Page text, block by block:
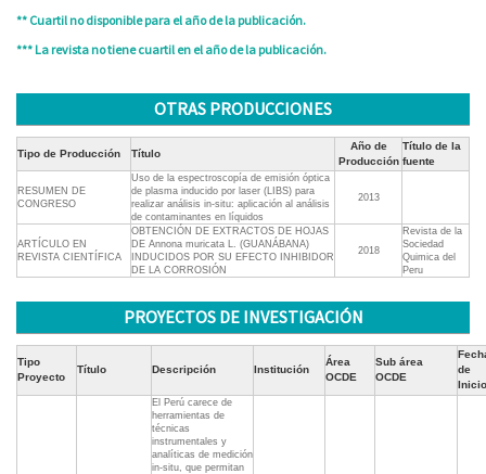
** Cuartil no disponible para el año de la publicación.
*** La revista no tiene cuartil en el año de la publicación.
OTRAS PRODUCCIONES
Tipo de Producción Título
Año de
Producción
Título de la
fuente
RESUMEN DE
CONGRESO
Uso de la espectroscopía de emisión óptica
de plasma inducido por laser (LIBS) para
realizar análisis in-situ: aplicación al análisis
de contaminantes en líquidos
2013
ARTÍCULO EN
REVISTA CIENTÍFICA
OBTENCIÓN DE EXTRACTOS DE HOJAS
DE Annona muricata L. (GUANÁBANA)
INDUCIDOS POR SU EFECTO INHIBIDOR
DE LA CORROSIÓN
2018
Revista de la
Sociedad
Quimica del
Peru
PROYECTOS DE INVESTIGACIÓN
Tipo
Proyecto
Título Descripción Institución
Área
OCDE
Sub área
OCDE
de
Inicio
El Perú carece de
herramientas de
técnicas
instrumentales y
analíticas de medición
in-situ, que permitan